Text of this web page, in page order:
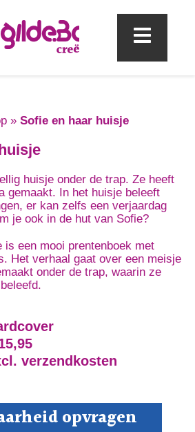
» Sofie en haar huisje
huisje onder de trap. Ze heeft
gemaakt. In het huisje beleeft
er kan zelfs een verjaardag
je ook in de hut van Sofie?
is een mooi prentenboek met
Het verhaal gaat over een meisje
onder de trap, waarin ze
verzendkosten
opvragen